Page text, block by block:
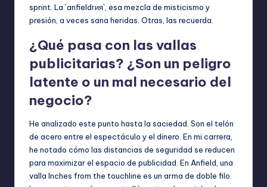
sprint. La ´anfieldгия`, esa mezcla de misticismo y
presión, a veces sana heridas. Otras, las recuerda.
¿Qué pasa con las vallas
publicitarias? ¿Son un peligro
latente o un mal necesario del
negocio?
He analizado este punto hasta la saciedad. Son el telón
de acero entre el espectáculo y el dinero. En mi carrera,
he notado cómo las distancias de seguridad se reducen
para maximizar el espacio de publicidad. En Anfield, una
valla Inches from the touchline es un arma de doble filo.